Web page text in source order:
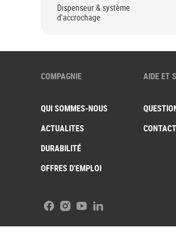
Dispenseur & système
d'accrochage
COMPAGNIE
QUI SOMMES-NOUS
ACTUALITES
DURABILITÉ
OFFRES D'EMPLOI
AIDE ET
CONTACT
Facebook
Instagram
YoutubeLinkedIn